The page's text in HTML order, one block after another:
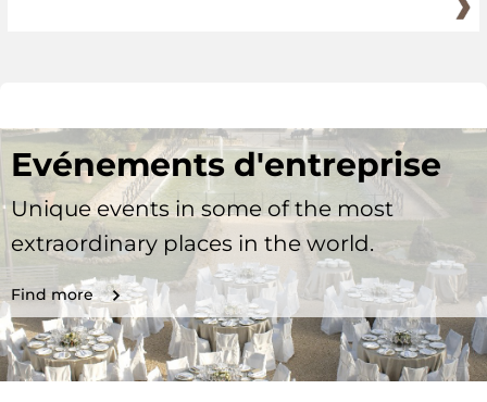
Evénements d'entreprise
Unique events in some of the most
extraordinary places in the world.
Find more